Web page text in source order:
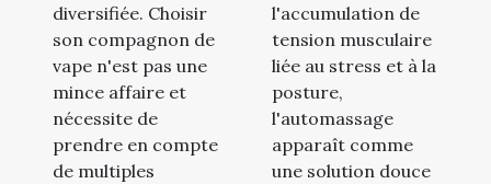
diversifiée. Choisir
son compagnon de
vape n'est pas une
mince affaire et
nécessite de
prendre en compte
de multiples
l'accumulation de
tension musculaire
liée au stress et à la
posture,
l'automassage
apparaît comme
une solution douce